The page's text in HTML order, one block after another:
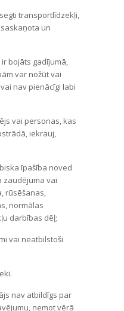
transportlīdzekļi,
un
bojāts gadījumā,
var nožūt vai
nav pienācīgi labi
vai personas, kas
iekrauj,
īpašība noved
zaudējuma vai
rūsēšanas,
normālas
darbības dēļ;
vai neatbilstoši
nav atbildīgs par
ņemot vērā